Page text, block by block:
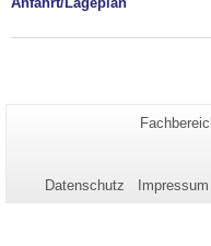
Seiten-
Datenschutz Impressum